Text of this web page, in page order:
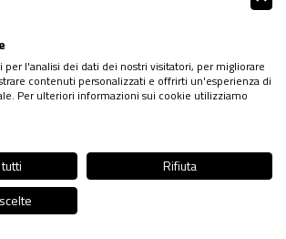
l'analisi dei dati dei nostri visitatori, per migliorare
contenuti personalizzati e offrirti un'esperienza di
Per ulteriori informazioni sui cookie utilizziamo
Rifiuta
e post. con bulloneria - raccordi in
pompa radiale aftermarket chiedere
le disponibilità nel dettaglio delle
sono indicativi,
le singole varianti
Seleziona variante